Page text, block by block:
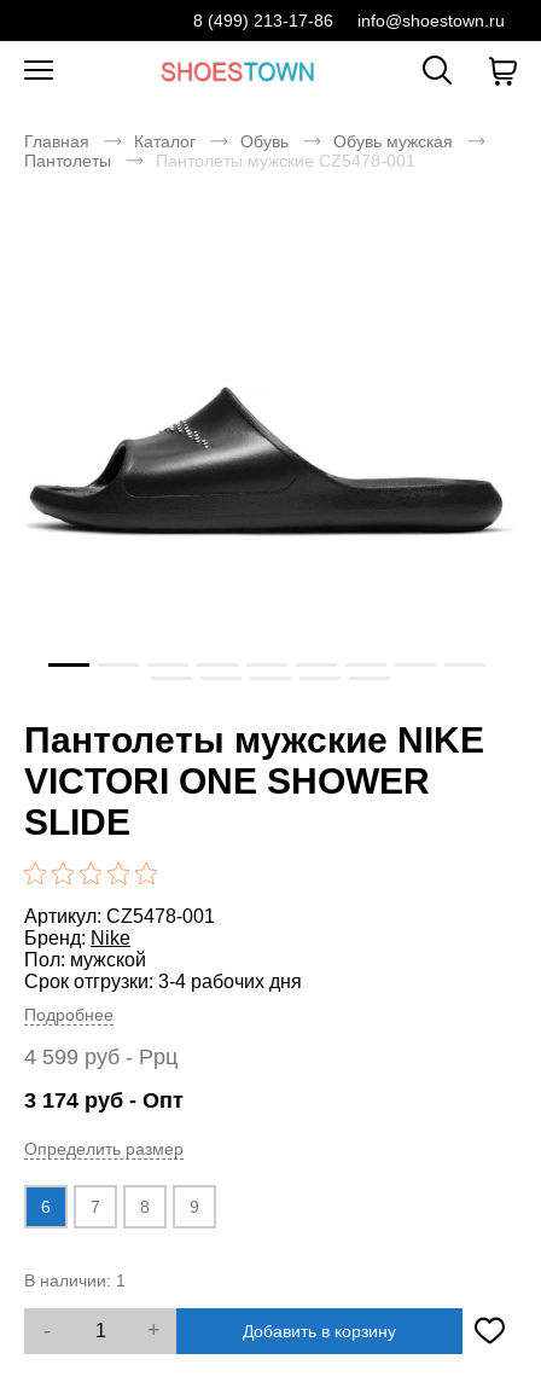
8 (499) 213-17-86 info@shoestown.ru
Главная Каталог Обувь
Обувь мужская
Пантолеты
Пантолеты мужские CZ5478-001
Пантолеты мужские NIKE
VICTORI ONE SHOWER
SLIDE
Артикул: CZ5478-001
Бренд: Nike
Пол: мужской
Срок отгрузки: 3-4 рабочих дня
Подробнее
4 599 руб - Ррц
3 174 руб - Опт
Определить размер
6 7 8 9
В наличии: 1
- + Добавить в корзину